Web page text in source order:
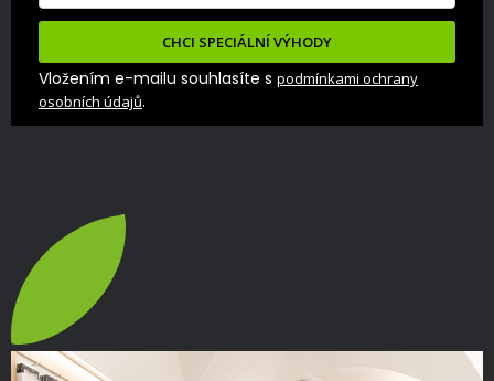
CHCI SPECIÁLNÍ VÝHODY
Vložením e-mailu souhlasíte s podmínkami ochrany
osobních údajů.